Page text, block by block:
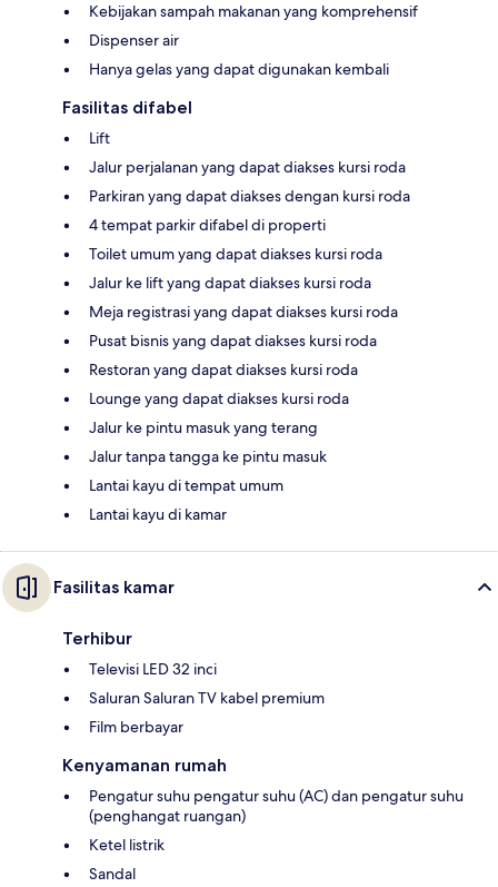
Kebijakan sampah makanan yang komprehensif
Dispenser air
Hanya gelas yang dapat digunakan kembali
Fasilitas difabel
Lift
Jalur perjalanan yang dapat diakses kursi roda
Parkiran yang dapat diakses dengan kursi roda
4 tempat parkir difabel di properti
Toilet umum yang dapat diakses kursi roda
Jalur ke lift yang dapat diakses kursi roda
Meja registrasi yang dapat diakses kursi roda
Pusat bisnis yang dapat diakses kursi roda
Restoran yang dapat diakses kursi roda
Lounge yang dapat diakses kursi roda
Jalur ke pintu masuk yang terang
Jalur tanpa tangga ke pintu masuk
Lantai kayu di tempat umum
Lantai kayu di kamar
Fasilitas kamar
Terhibur
Televisi LED 32 inci
Saluran Saluran TV kabel premium
Film berbayar
Kenyamanan rumah
Pengatur suhu pengatur suhu (AC) dan pengatur suhu
(penghangat ruangan)
Ketel listrik
Sandal